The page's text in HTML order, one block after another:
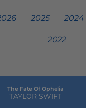
The Fate Of Ophelia
TAYLOR SWIFT
2025 2024
2022